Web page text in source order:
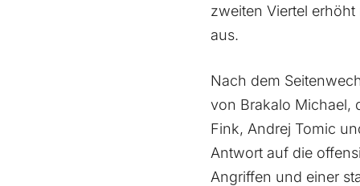
zweiten Viertel
aus.
Nach dem
von Brakalo Michael,
Fink, Andrej Tomic
Antwort auf die
Angriffen und einer